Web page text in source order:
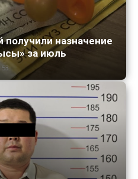
назначение
за июль